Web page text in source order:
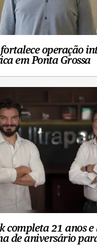
operação
em Ponta Grossa
completa 21 anos e
de aniversário